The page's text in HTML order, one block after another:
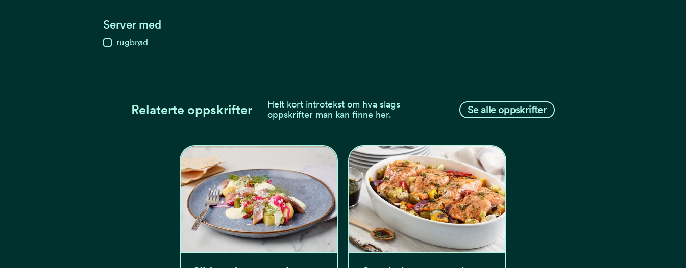
Server med
rugbrød
Relaterte oppskrifter
Helt kort introtekst om hva slags
oppskrifter man kan finne her.
Se alle oppskrifter